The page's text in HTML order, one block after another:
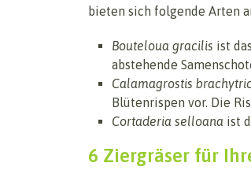
bieten sich folgende Arten
Bouteloua gracilis ist
abstehende
Calamagrostis
Blütenrispen vor. Die
Cortaderia selloana ist
6 Ziergräser für